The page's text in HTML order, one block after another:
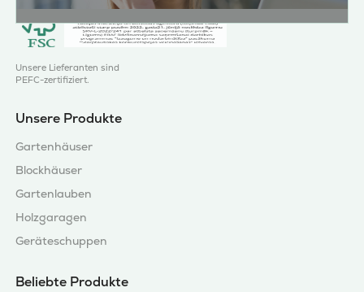
Unsere Lieferanten sind
PEFC-zertifiziert.
Unsere Produkte
Gartenhäuser
Blockhäuser
Gartenlauben
Holzgaragen
Geräteschuppen
Beliebte Produkte